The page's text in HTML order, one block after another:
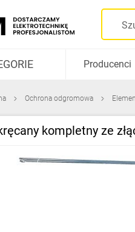
i obudowy
kabli
Producenci
Ochrona odgromowa
kompletny ze